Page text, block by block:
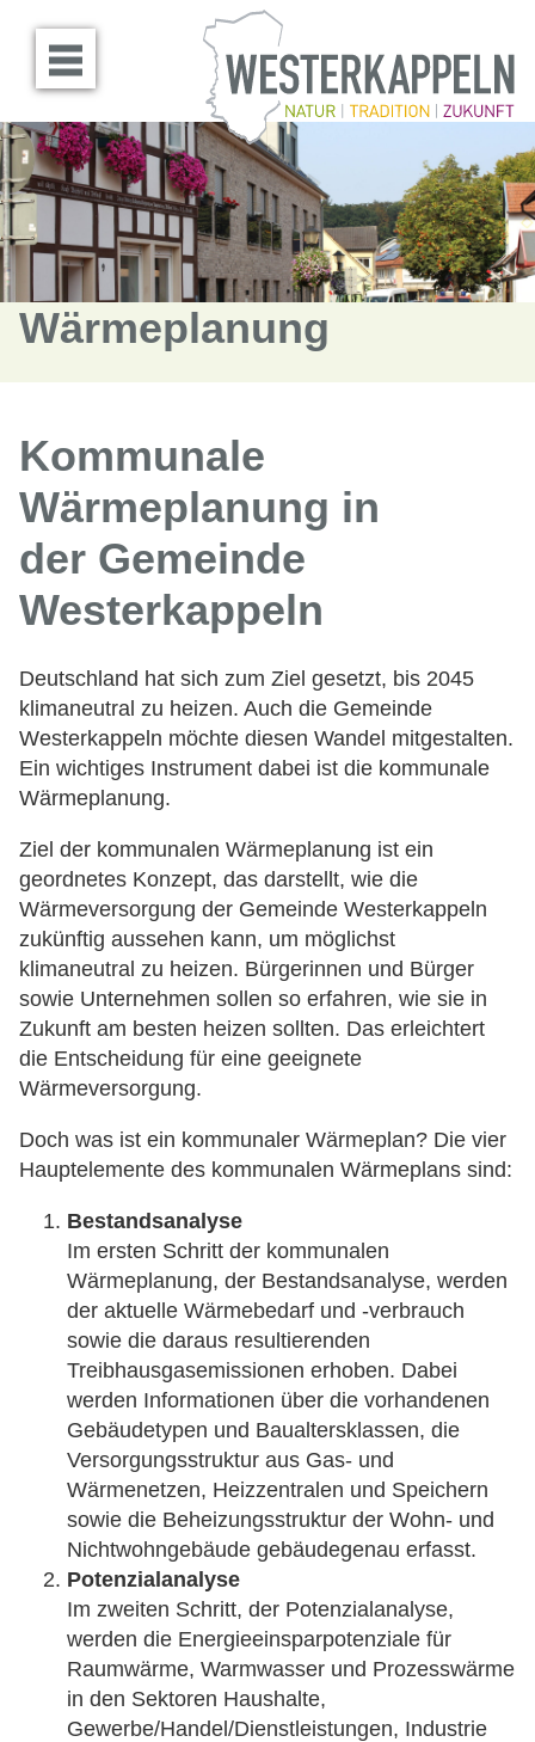
Menü öffnen
Wärmeplanung
Kommunale
Wärmeplanung in
der Gemeinde
Westerkappeln
Deutschland hat sich zum Ziel gesetzt, bis 2045
klimaneutral zu heizen. Auch die Gemeinde
Westerkappeln möchte diesen Wandel mitgestalten.
Ein wichtiges Instrument dabei ist die kommunale
Wärmeplanung.
Ziel der kommunalen Wärmeplanung ist ein
geordnetes Konzept, das darstellt, wie die
Wärmeversorgung der Gemeinde Westerkappeln
zukünftig aussehen kann, um möglichst
klimaneutral zu heizen. Bürgerinnen und Bürger
sowie Unternehmen sollen so erfahren, wie sie in
Zukunft am besten heizen sollten. Das erleichtert
die Entscheidung für eine geeignete
Wärmeversorgung.
Doch was ist ein kommunaler Wärmeplan? Die vier
Hauptelemente des kommunalen Wärmeplans sind:
Bestandsanalyse
Im ersten Schritt der kommunalen
Wärmeplanung, der Bestandsanalyse, werden
der aktuelle Wärmebedarf und -verbrauch
sowie die daraus resultierenden
Treibhausgasemissionen erhoben. Dabei
werden Informationen über die vorhandenen
Gebäudetypen und Baualtersklassen, die
Versorgungsstruktur aus Gas- und
Wärmenetzen, Heizzentralen und Speichern
sowie die Beheizungsstruktur der Wohn- und
Nichtwohngebäude gebäudegenau erfasst.
Potenzialanalyse
Im zweiten Schritt, der Potenzialanalyse,
werden die Energieeinsparpotenziale für
Raumwärme, Warmwasser und Prozesswärme
in den Sektoren Haushalte,
Gewerbe/Handel/Dienstleistungen, Industrie